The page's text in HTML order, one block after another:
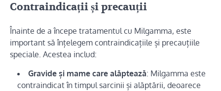
Contraindicații și precauții
Înainte de a începe tratamentul cu Milgamma, este
important să înțelegem contraindicațiile și precauțiile
speciale. Acestea includ:
Gravide și mame care alăptează: Milgamma este
contraindicat în timpul sarcinii și alăptării, deoarece